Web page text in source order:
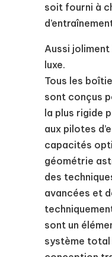
soit fourni à
Aussi
luxe.
Tous les
sont conçus
la plus rigide
aux pilotes
capacités
géométrie
des
avancées et
sont un
système total